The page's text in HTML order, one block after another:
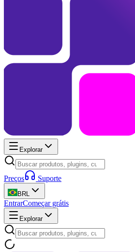
Explorar
Preços Suporte
BRL
EntrarComeçar grátis
Explorar